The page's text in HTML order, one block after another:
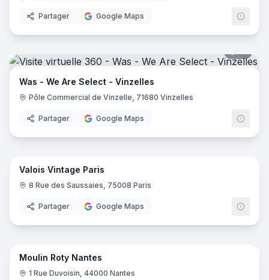
Partager Google Maps
Was - We Are Select - Vinzelles
Pôle Commercial de Vinzelle, 71680 Vinzelles
Partager Google Maps
7
Valois Vintage Paris
8 Rue des Saussaies, 75008 Paris
Partager Google Maps
10
Moulin Roty Nantes
1 Rue Duvoisin, 44000 Nantes